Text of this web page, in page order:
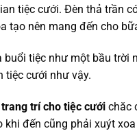
tiệc cưới. Đèn thả trần
tạo nên mang đến cho
tiệc như một bầu trời
tiệc cưới như vậy.
trí cho tiệc cưới chăc
đến cũng phải xuýt